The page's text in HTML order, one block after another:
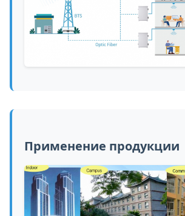
Применение продукции